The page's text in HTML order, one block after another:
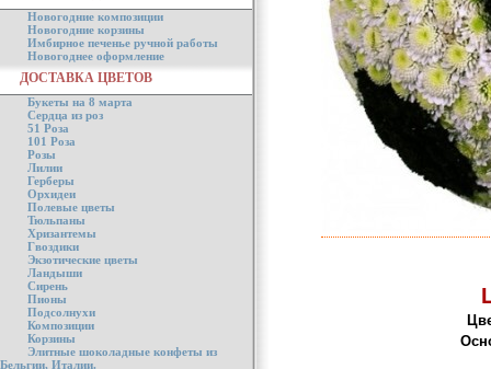
Новогодние композиции
Новогодние корзины
Имбирное печенье ручной работы
Новогоднее оформление
ДОСТАВКА ЦВЕТОВ
Букеты на 8 марта
Сердца из роз
51 Роза
101 Роза
Розы
Лилии
Герберы
Орхидеи
Полевые цветы
Тюльпаны
Хризантемы
Гвоздики
Экзотические цветы
Ландыши
Сирень
Пионы
Подсолнухи
Композиции
Корзины
Элитные шоколадные конфеты из
Бельгии, Италии.